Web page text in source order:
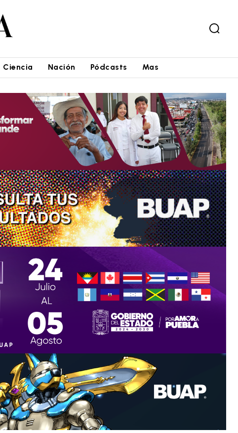
Ciencia Nación Pódcasts Mas